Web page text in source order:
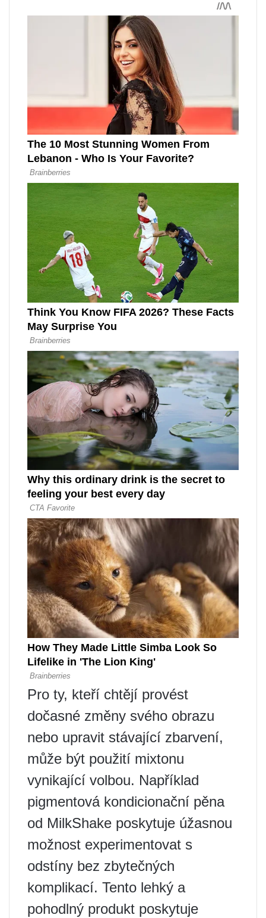
Pro ty, kteří chtějí provést
dočasné změny svého obrazu
nebo upravit stávající zbarvení,
může být použití mixtonu
vynikající volbou. Například
pigmentová kondicionační pěna
od MilkShake poskytuje úžasnou
možnost experimentovat s
odstíny bez zbytečných
komplikací. Tento lehký a
pohodlný produkt poskytuje